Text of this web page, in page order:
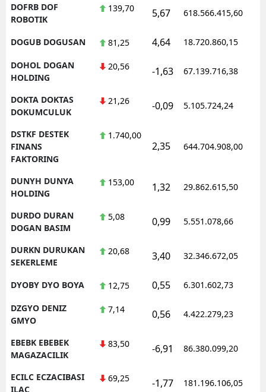
DOFRB DOF
ROBOTIK
139,70 5,67 618.566.415,60
DOGUB DOGUSAN 81,25 4,64 18.720.860,15
DOHOL DOGAN
HOLDING
20,56 -1,63 67.139.716,38
DOKTA DOKTAS
DOKUMCULUK
21,26 -0,09 5.105.724,24
DSTKF DESTEK
FINANS
FAKTORING
1.740,00
2,35 644.704.908,00
DUNYH DUNYA
HOLDING
153,00 1,32 29.862.615,50
DURDO DURAN
DOGAN BASIM
5,08 0,99 5.551.078,66
DURKN DURUKAN
SEKERLEME
20,68 3,40 32.346.672,05
DYOBY DYO BOYA 12,75 0,55 6.301.602,73
DZGYO DENIZ
GMYO
7,14 0,56 4.422.279,23
EBEBK EBEBEK
MAGAZACILIK
83,50 -6,91 86.380.099,20
ECILC ECZACIBASI
ILAC
69,25 -1,77 181.196.106,05